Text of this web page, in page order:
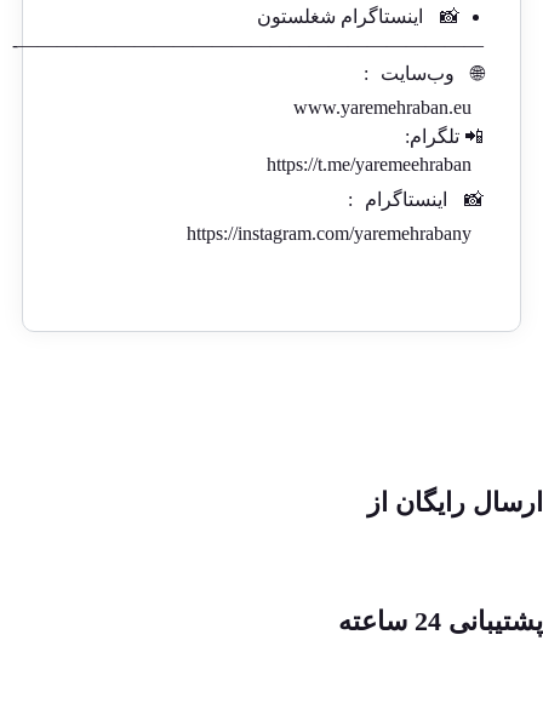
📸
اینستاگرام شغلستون
————————————————————————-
🌐
وب‌سایت
:
www.yaremehraban.eu
📲 تلگرام:
https://t.me/yaremeehraban
📸
اینستاگرام
:
https://instagram.com/yaremehrabany
ارسال رایگان از
پشتیبانی 24 ساعته